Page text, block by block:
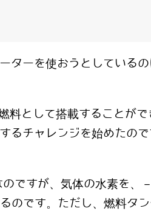
ターを使おうとしている
料として搭載することがで
るチャレンジを始めたので
ですが、気体の水素を、－
です。ただし、燃料タン